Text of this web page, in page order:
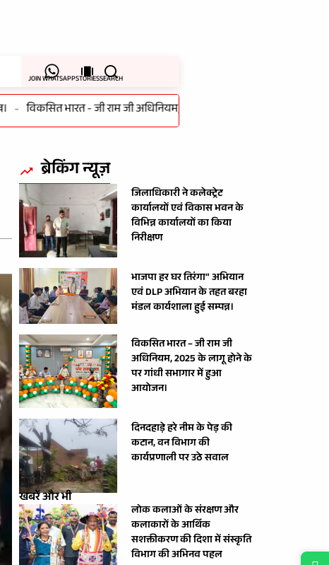
JOIN WHATSAPPSTORIESSEARCH
विकसित भारत - जी राम जी अधिनियम, 2025 के लागू होने के पर गांधी सभागार
ब्रेकिंग न्यूज़
जिलाधिकारी ने कलेक्ट्रेट
कार्यालयों एवं विकास भवन के
विभिन्न कार्यालयों का किया
निरीक्षण
भाजपा हर घर तिरंगा” अभियान
एवं DLP अभियान के तहत बरहा
मंडल कार्यशाला हुई सम्पन्न।
विकसित भारत – जी राम जी
अधिनियम, 2025 के लागू होने के
पर गांधी सभागार में हुआ
आयोजन।
दिनदहाड़े हरे नीम के पेड़ की
कटान, वन विभाग की
कार्यप्रणाली पर उठे सवाल
खबरें और भी
लोक कलाओं के संरक्षण और
कलाकारों के आर्थिक
सशक्तीकरण की दिशा में संस्कृति
विभाग की अभिनव पहल